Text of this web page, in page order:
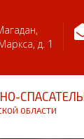
д. 1
ОБЛАСТИ